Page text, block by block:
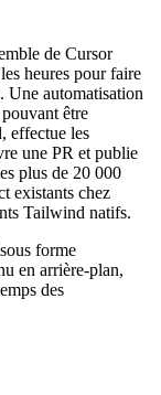
de Cursor
heures pour faire
Une automatisation
être
effectue les
une PR et publie
plus de 20 000
existants chez
Tailwind natifs.
forme
en arrière-plan,
des